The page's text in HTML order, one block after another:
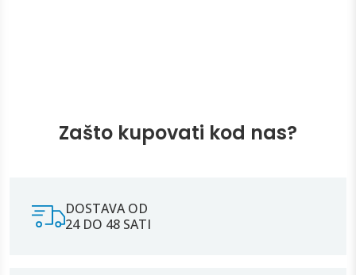
Zašto kupovati kod nas?
DOSTAVA OD
24 DO 48 SATI